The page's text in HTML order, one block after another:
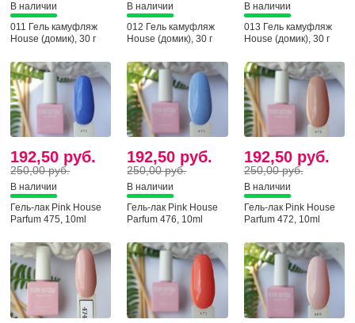
В наличии
011 Гель камуфляж
House (домик), 30 г
В наличии
012 Гель камуфляж
House (домик), 30 г
В наличии
013 Гель камуфляж
House (домик), 30 г
192,50 руб.
250,00 руб.
В наличии
Гель-лак Pink House
Parfum 475, 10ml
192,50 руб.
250,00 руб.
В наличии
Гель-лак Pink House
Parfum 476, 10ml
192,50 руб.
250,00 руб.
В наличии
Гель-лак Pink House
Parfum 472, 10ml